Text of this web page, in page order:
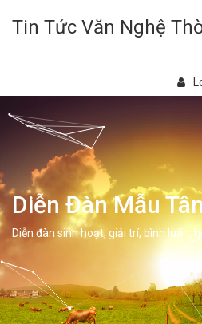
Tin Tức Văn Nghệ
Diễn Đàn Mẫu
Diễn đàn sinh hoạt, giải trí, bình luân,